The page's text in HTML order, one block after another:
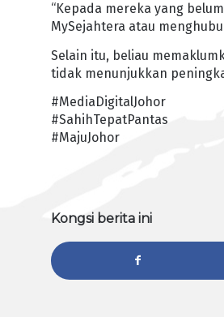
“Kepada mereka yang
MySejahtera atau
Selain itu, beliau
tidak menunjukkan
#MediaDigitalJohor
#SahihTepatPantas
#MajuJohor
Kongsi berita ini